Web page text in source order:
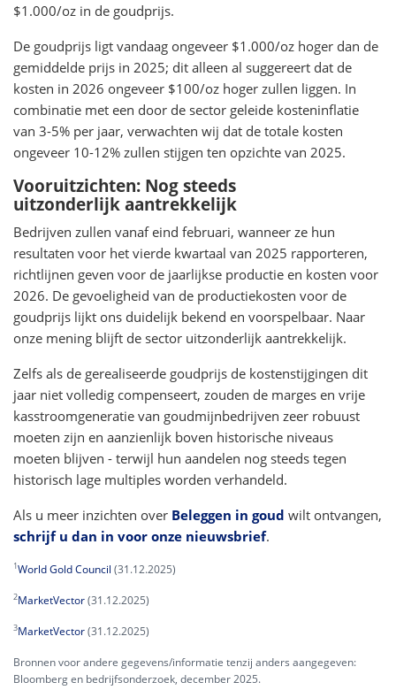
$1.000/oz in de goudprijs.
De goudprijs ligt vandaag ongeveer $1.000/oz hoger dan de
gemiddelde prijs in 2025; dit alleen al suggereert dat de
kosten in 2026 ongeveer $100/oz hoger zullen liggen. In
combinatie met een door de sector geleide kosteninflatie
van 3-5% per jaar, verwachten wij dat de totale kosten
ongeveer 10-12% zullen stijgen ten opzichte van 2025.
Vooruitzichten: Nog steeds
uitzonderlijk aantrekkelijk
Bedrijven zullen vanaf eind februari, wanneer ze hun
resultaten voor het vierde kwartaal van 2025 rapporteren,
richtlijnen geven voor de jaarlijkse productie en kosten voor
2026. De gevoeligheid van de productiekosten voor de
goudprijs lijkt ons duidelijk bekend en voorspelbaar. Naar
onze mening blijft de sector uitzonderlijk aantrekkelijk.
Zelfs als de gerealiseerde goudprijs de kostenstijgingen dit
jaar niet volledig compenseert, zouden de marges en vrije
kasstroomgeneratie van goudmijnbedrijven zeer robuust
moeten zijn en aanzienlijk boven historische niveaus
moeten blijven - terwijl hun aandelen nog steeds tegen
historisch lage multiples worden verhandeld.
Als u meer inzichten over Beleggen in goud wilt ontvangen,
schrijf u dan in voor onze nieuwsbrief.
1World Gold Council (31.12.2025)
2MarketVector(31.12.2025)
3MarketVector(31.12.2025)
Bronnen voor andere gegevens/informatie tenzij anders aangegeven:
Bloomberg en bedrijfsonderzoek, december 2025.